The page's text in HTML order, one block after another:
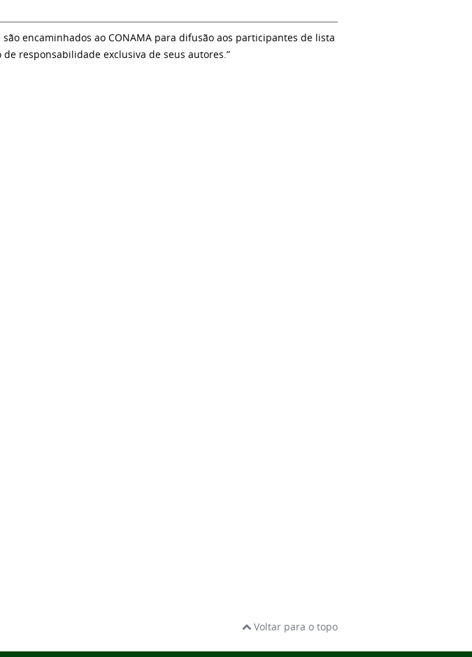
encaminhados ao CONAMA para difusão aos participantes de lista
responsabilidade exclusiva de seus autores.”
Voltar para o topo